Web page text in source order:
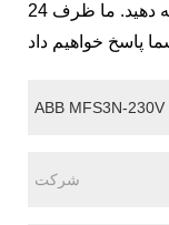
لطفاً درخواست خود را در فرم زیر ارائه دهید. ما ظرف 24